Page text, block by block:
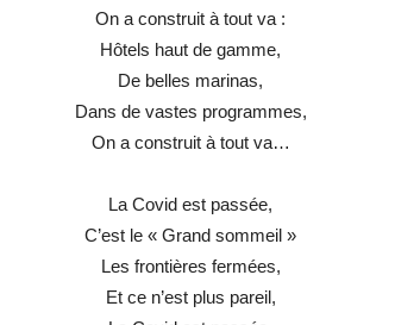
On a construit à tout va :
Hôtels haut de gamme,
De belles marinas,
Dans de vastes programmes,
On a construit à tout va…
La Covid est passée,
C’est le « Grand sommeil »
Les frontières fermées,
Et ce n’est plus pareil,